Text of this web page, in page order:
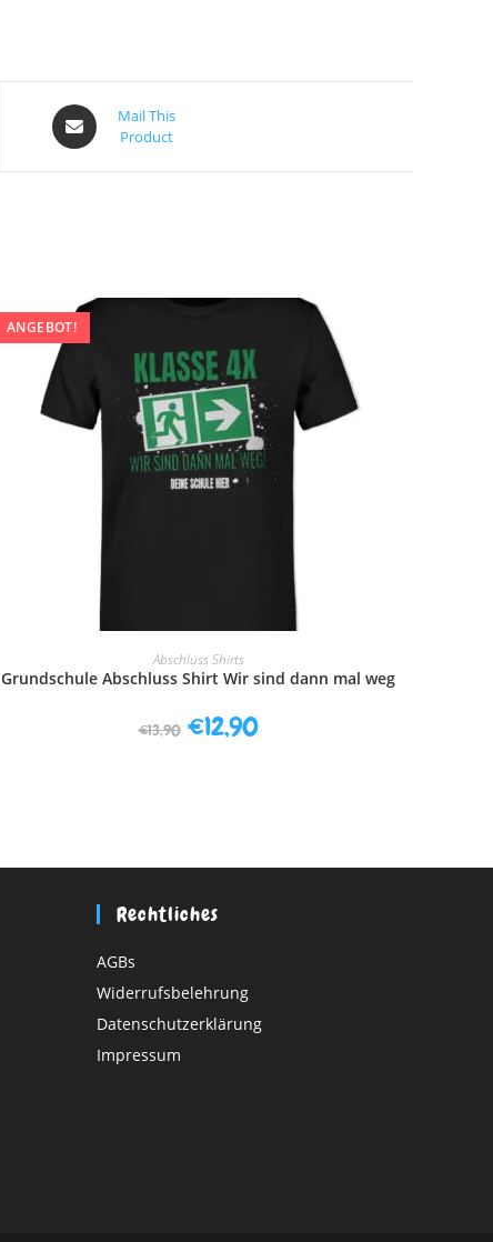
Mail This
Product
ANGEBOT!
AUSFÜHRUNG WÄHLEN
Abschluss Shirts
Grundschule Abschluss Shirt Wir sind dann mal weg
€13,90 €12,90
Rechtliches
AGBs
Widerrufsbelehrung
Datenschutzerklärung
Impressum